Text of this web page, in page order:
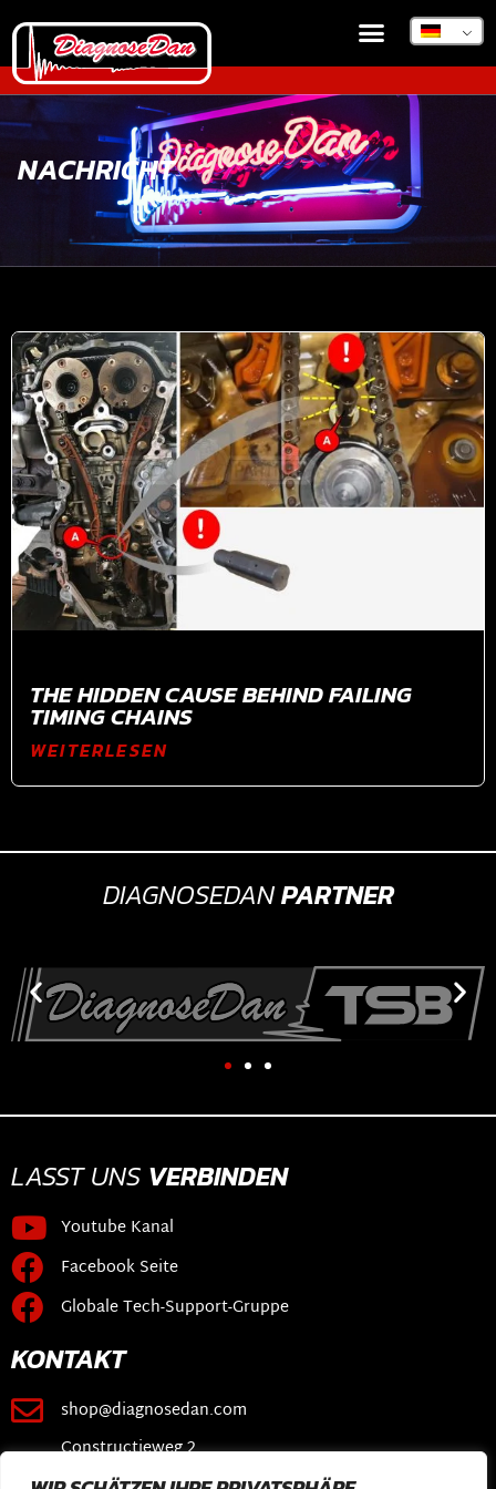
NACHRICHT
THE HIDDEN CAUSE BEHIND FAILING
TIMING CHAINS
WEITERLESEN
DIAGNOSEDANPARTNER
LASST UNS VERBINDEN
Youtube Kanal
Facebook Seite
Globale Tech-Support-Gruppe
KONTAKT
shop@diagnosedan.com
Constructieweg 2
3641 SB Mijdrecht